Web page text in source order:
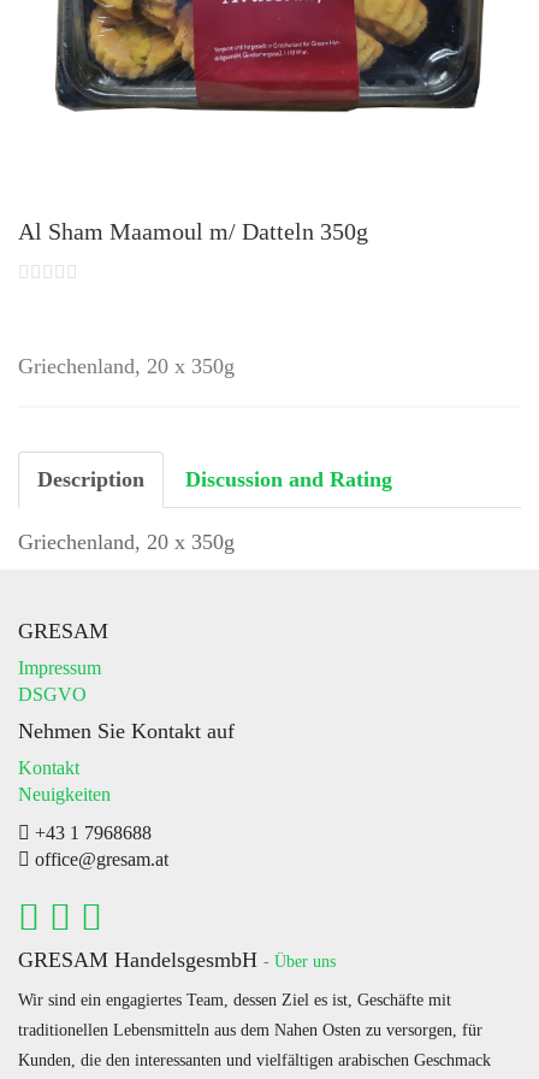
Al Sham Maamoul m/ Datteln 350g
Griechenland, 20 x 350g
Description Discussion and Rating
Griechenland, 20 x 350g
GRESAM
Impressum
DSGVO
Nehmen Sie Kontakt auf
Kontakt
Neuigkeiten
+43 1 7968688
office@gresam.at
GRESAM HandelsgesmbH - Über uns
Wir sind ein engagiertes Team, dessen Ziel es ist, Geschäfte mit
traditionellen Lebensmitteln aus dem Nahen Osten zu versorgen, für
Kunden, die den interessanten und vielfältigen arabischen Geschmack